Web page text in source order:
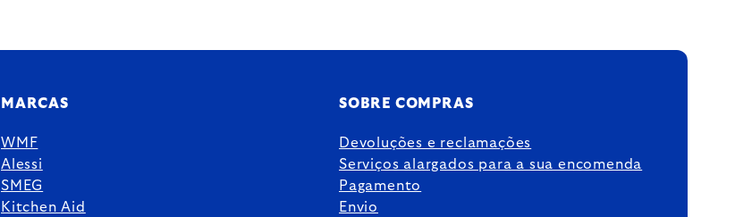
MARCAS
WMF
Alessi
SMEG
Kitchen Aid
SOBRE COMPRAS
Devoluções e reclamações
Serviços alargados para a sua encomenda
Pagamento
Envio